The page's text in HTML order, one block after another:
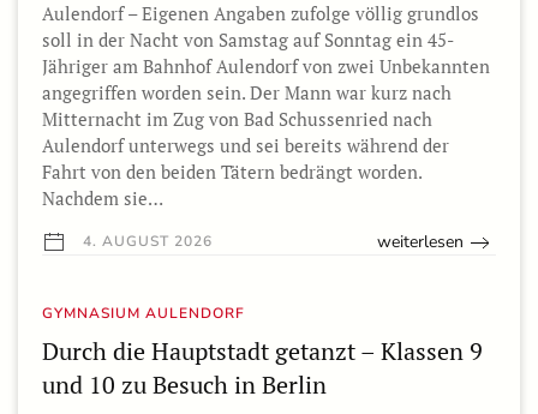
Aulendorf – Eigenen Angaben zufolge völlig grundlos
soll in der Nacht von Samstag auf Sonntag ein 45-
Jähriger am Bahnhof Aulendorf von zwei Unbekannten
angegriffen worden sein. Der Mann war kurz nach
Mitternacht im Zug von Bad Schussenried nach
Aulendorf unterwegs und sei bereits während der
Fahrt von den beiden Tätern bedrängt worden.
Nachdem sie…
4. AUGUST 2026 weiterlesen
GYMNASIUM AULENDORF
Durch die Hauptstadt getanzt – Klassen 9
und 10 zu Besuch in Berlin